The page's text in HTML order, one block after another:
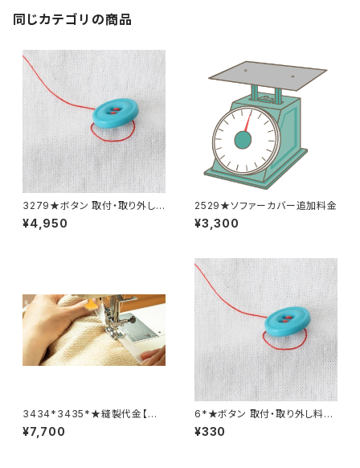
同じカテゴリの商品
3279★ボタン 取付・取り外し
料金(15個分)
¥4,950
2529★ソファーカバー追加料金
¥3,300
3434*3435*★縫製代金【バッ
クル取り外し取り付け 2着合
計分】
¥7,700
6*★ボタン 取付・取り外し料金
(1個分)
¥330